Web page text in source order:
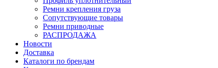
Ремни крепления груза
Сопутствующие товары
Ремни приводные
РАСПРОДАЖА
Новости
Доставка
Каталоги по брендам